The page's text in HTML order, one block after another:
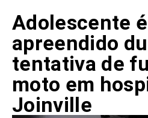
Adolescente é
apreendido
tentativa de
moto em
Joinville